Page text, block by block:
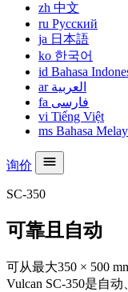
zh 中文
ru Русский
ja 日本語
ko 한국어
id Bahasa
ar العربية
fa فارسی
vi Tiếng Việt
ms Bahasa
询价
SC-350
可靠且自动
可从最大350 × 500
Vulcan SC-350是自